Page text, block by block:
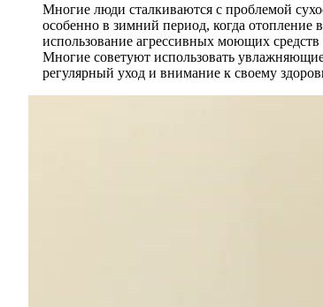
Многие люди сталкиваются с проблемой
особенно в зимний период, когда
использование агрессивных моющих средств
Многие советуют использовать
регулярный уход и внимание к своему